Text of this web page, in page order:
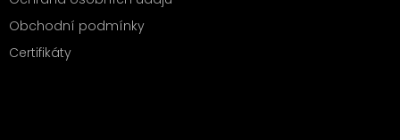
Obchodní podmínky
Certifikáty